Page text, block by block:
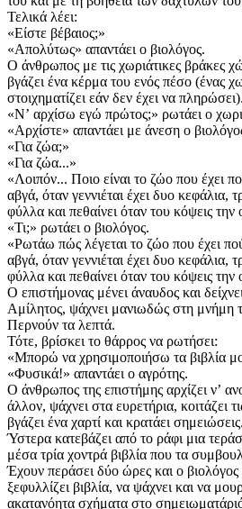
Τελικά λέει:
«Είστε βέβαιος;»
«Απολύτως» απαντάει ο βιολόγος.
Ο άνθρωπος με τις χωριάτικες βράκες
βγάζει ένα κέρμα του ενός πέσο (ένας
στοιχηματίζει εάν δεν έχει να πληρώσει).
«Νʼ αρχίσω εγώ πρώτος;» ρωτάει ο
«Αρχίστε» απαντάει με άνεση ο
«Για ζώα;»
«Για ζώα...»
«Λοιπόν... Ποιο είναι το ζώο που έχει
αβγά, όταν γεννιέται έχει δυο κεφάλια,
φύλλα και πεθαίνει όταν του κόψεις την
«Τι;» ρωτάει ο βιολόγος.
«Ρωτάω πώς λέγεται το ζώο που έχει
αβγά, όταν γεννιέται έχει δυο κεφάλια,
φύλλα και πεθαίνει όταν του κόψεις την
Ο επιστήμονας μένει άναυδος και
Αμίλητος, ψάχνει μανιωδώς στη μνήμη
Περνούν τα λεπτά.
Τότε, βρίσκει το θάρρος να ρωτήσει:
«Μπορώ να χρησιμοποιήσω τα βιβλία
«Φυσικά!» απαντάει ο αγρότης.
Ο άνθρωπος της επιστήμης αρχίζει νʼ
άλλον, ψάχνει στα ευρετήρια, κοιτάζει
βγάζει ένα χαρτί και κρατάει σημειώσεις.
Ύστερα κατεβάζει από το ράφι μια
μέσα τρία χοντρά βιβλία που τα
Έχουν περάσει δύο ώρες και ο βιολόγος
ξεφυλλίζει βιβλία, να ψάχνει και να
ακατανόητα σχήματα στο